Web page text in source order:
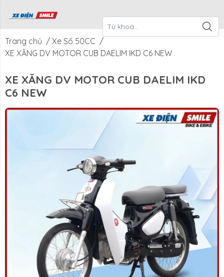
Xe Điện
Smile
CTKM Tháng
Trang chủ / Xe Số 50CC /
XE XĂNG DV MOTOR CUB DAELIM IKD C6 NEW
XE XĂNG DV MOTOR CUB DAELIM IKD
C6 NEW